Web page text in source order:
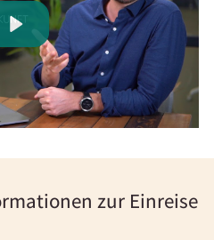
Play
zur Einreise